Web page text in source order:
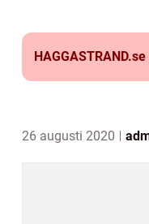
HAGGASTRAND.se
26 augusti 2020